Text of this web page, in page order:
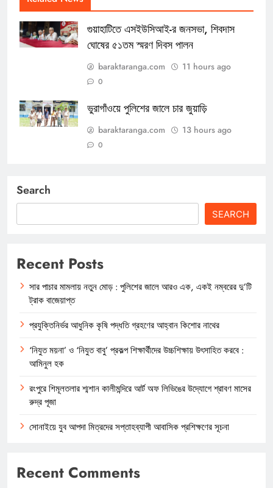
গুয়াহাটিতে এসইউসিআই-র জনসভা, শিবদাস
ঘোষের ৫১তম স্মরণ দিবস পালন
baraktaranga.com 11 hours ago
0
ভুরাগাঁওয়ে পুলিশের জালে চার জুয়াড়ি
baraktaranga.com 13 hours ago
0
Search
SEARCH
Recent Posts
সার পাচার মামলায় নতুন মোড় : পুলিশের জালে আরও এক, একই নম্বরের দু’টি
ট্রাক বাজেয়াপ্ত
প্রযুক্তিনির্ভর আধুনিক কৃষি পদ্ধতি গ্রহণের আহ্বান কিশোর নাথের
‘নিযুত ময়না’ ও ‘নিযুত বাবু’ প্রকল্প শিক্ষার্থীদের উচ্চশিক্ষায় উৎসাহিত করবে :
আমিনুল হক
রংপুরে শিমূলতলার শ্মশান কালীমন্দিরে আর্ট অফ লিভিঙের উদ্যোগে শ্রাবণ মাসের
রুদ্র পূজা
সোনাইয়ে যুব আপদা মিত্রদের সপ্তাহব্যাপী আবাসিক প্রশিক্ষণের সূচনা
Recent Comments